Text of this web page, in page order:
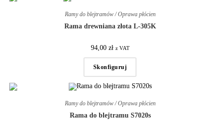
Ramy do blejtramów / Oprawa płócien
Rama drewniana złota L-305K
94,00 zł z VAT
Skonfiguruj
Ramy do blejtramów / Oprawa płócien
Rama do blejtramu S7020s